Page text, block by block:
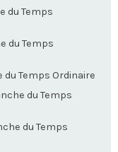
du Temps
du Temps
Temps Ordinaire
du Temps
du Temps